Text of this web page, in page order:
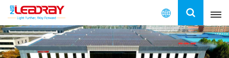
Español